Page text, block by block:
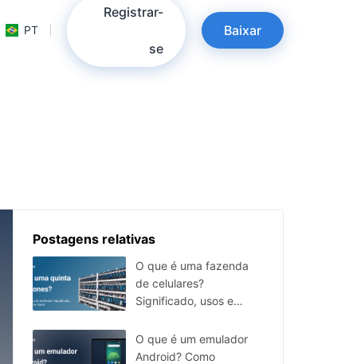
PT
Registrar-
se
Baixar
Postagens relativas
O que é uma fazenda
de celulares?
Significado, usos e
O que é um emulador
Android? Como